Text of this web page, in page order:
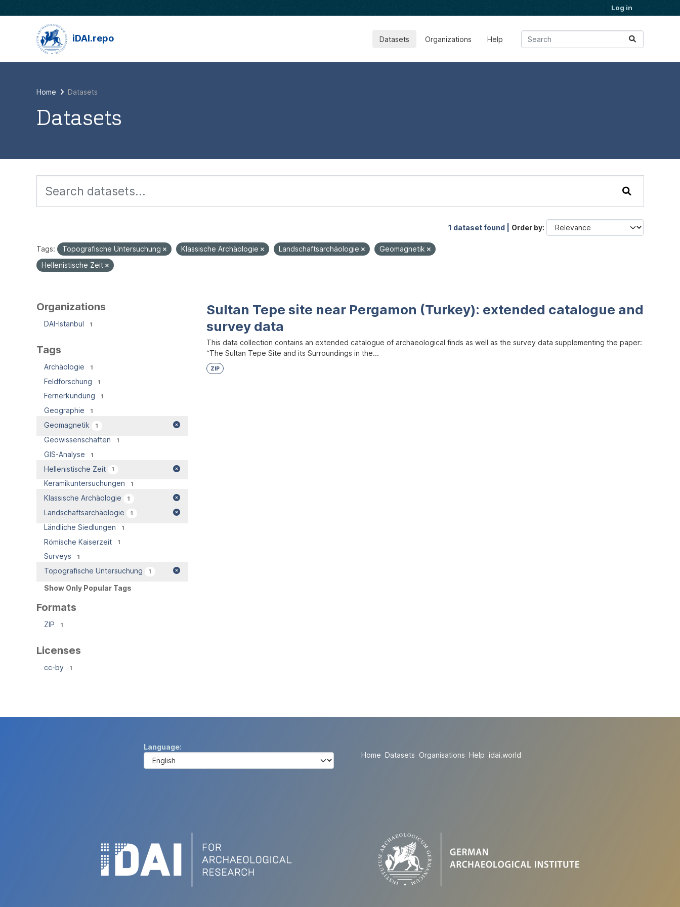
Log in
iDAI.repo Datasets Organizations Help
Home Datasets
Datasets
1 dataset found | Order by
Tags: Topografische Untersuchung Klassische Archäologie Landschaftsarchäologie
Geomagnetik
Hellenistische Zeit
Organizations
DAI-Istanbul 1
Tags
Archäologie 1
Feldforschung 1
Fernerkundung 1
Geographie 1
Geomagnetik 1
Geowissenschaften 1
GIS-Analyse 1
Hellenistische Zeit 1
Keramikuntersuchungen 1
Klassische Archäologie 1
Landschaftsarchäologie 1
Ländliche Siedlungen 1
Römische Kaiserzeit 1
Surveys 1
Topografische Untersuchung 1
Show Only Popular Tags
Formats
ZIP 1
Licenses
cc-by 1
Sultan Tepe site near Pergamon (Turkey): extended catalogue and
survey data
This data collection contains an extended catalogue of archaeological finds as well as the survey data supplementing the paper:
“The Sultan Tepe Site and its Surroundings in the...
ZIP
Language
Home Datasets Organisations Help idai.world